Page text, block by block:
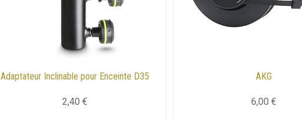
Adaptateur Inclinable pour Enceinte D35
2,40 €
AKG
6,00 €